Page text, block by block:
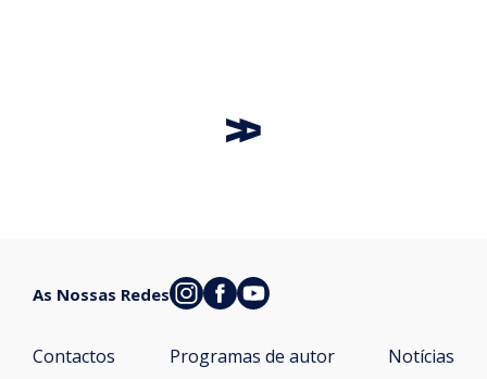
Contactos Programas de autor Notícias
As Nossas Redes